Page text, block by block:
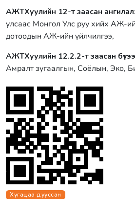
АЖТХуулийн 12-т заасан ангилал:
улсаас Монгол Улс руу хийх АЖ-
дотоодын АЖ-ийн үйлчилгээ,
АЖТХуулийн 12.2.2-т заасан
Амралт зугаалгын, Соёлын, Эко,
Хугацаа дууссан